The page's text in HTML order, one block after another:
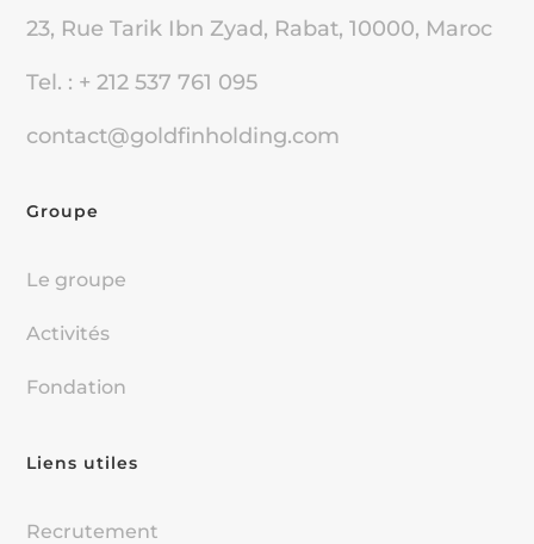
23, Rue Tarik Ibn Zyad, Rabat, 10000, Maroc
Tel. : + 212 537 761 095
contact@goldfinholding.com
Groupe
Le groupe
Activités
Fondation
Liens utiles
Recrutement